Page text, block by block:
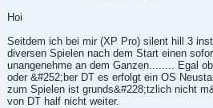
Hoi
Seitdem ich bei mir (XP Pro) silent hill 3
diversen Spielen nach dem Start einen
unangenehme an dem Ganzen........ Egal
oder &#252;ber DT es erfolgt ein OS
zum Spielen ist grunds&#228;tzlich nicht
von DT half nicht weiter.